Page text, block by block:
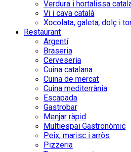
Verdura i hortalissa
Vi i cava català
Xocolata, galeta, dolç i
Restaurant
Argentí
Braseria
Cerveseria
Cuina catalana
Cuina de mercat
Cuina mediterrània
Escapada
Gastrobar
Menjar ràpid
Multiespai Gastronòmic
Peix, marisc i arròs
Pizzeria